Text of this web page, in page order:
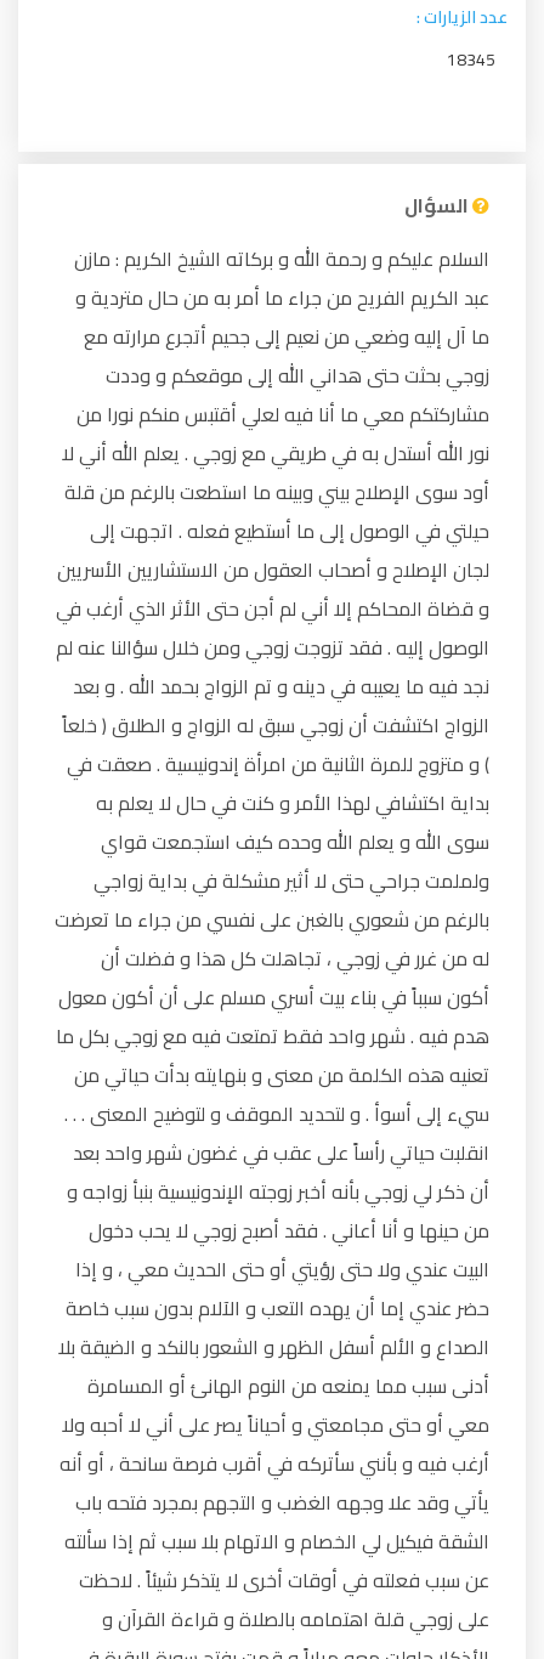
عدد الزيارات :
18345
السؤال
السلام عليكم و رحمة الله و بركاته الشيخ الكريم : مازن
عبد الكريم الفريح من جراء ما أمر به من حال متردية و
ما آل إليه وضعي من نعيم إلى جحيم أتجرع مرارته مع
زوجي بحثت حتى هداني الله إلى موقعكم و وددت
مشاركتكم معي ما أنا فيه لعلي أقتبس منكم نورا من
نور الله أستدل به في طريقي مع زوجي . يعلم الله أني لا
أود سوى الإصلاح بيني وبينه ما استطعت بالرغم من قلة
حيلتي في الوصول إلى ما أستطيع فعله . اتجهت إلى
لجان الإصلاح و أصحاب العقول من الاستشاريين الأسريين
و قضاة المحاكم إلا أني لم أجن حتى الأثر الذي أرغب في
الوصول إليه . فقد تزوجت زوجي ومن خلال سؤالنا عنه لم
نجد فيه ما يعيبه في دينه و تم الزواج بحمد الله . و بعد
الزواج اكتشفت أن زوجي سبق له الزواج و الطلاق ( خلعاً
) و متزوج للمرة الثانية من امرأة إندونيسية . صعقت في
بداية اكتشافي لهذا الأمر و كنت في حال لا يعلم به
سوى الله و يعلم الله وحده كيف استجمعت قواي
ولملمت جراحي حتى لا أثير مشكلة في بداية زواجي
بالرغم من شعوري بالغبن على نفسي من جراء ما تعرضت
له من غرر في زوجي ، تجاهلت كل هذا و فضلت أن
أكون سبباً في بناء بيت أسري مسلم على أن أكون معول
هدم فيه . شهر واحد فقط تمتعت فيه مع زوجي بكل ما
تعنيه هذه الكلمة من معنى و بنهايته بدأت حياتي من
سيء إلى أسوأ . و لتحديد الموقف و لتوضيح المعنى . . .
انقلبت حياتي رأساً على عقب في غضون شهر واحد بعد
أن ذكر لي زوجي بأنه أخبر زوجته الإندونيسية بنبأ زواجه و
من حينها و أنا أعاني . فقد أصبح زوجي لا يحب دخول
البيت عندي ولا حتى رؤيتي أو حتى الحديث معي ، و إذا
حضر عندي إما أن يهده التعب و الآلام بدون سبب خاصة
الصداع و الألم أسفل الظهر و الشعور بالنكد و الضيقة بلا
أدنى سبب مما يمنعه من النوم الهانئ أو المسامرة
معي أو حتى مجامعتي و أحياناً يصر على أني لا أحبه ولا
أرغب فيه و بأنني سأتركه في أقرب فرصة سانحة ، أو أنه
يأتي وقد علا وجهه الغضب و التجهم بمجرد فتحه باب
الشقة فيكيل لي الخصام و الاتهام بلا سبب ثم إذا سألته
عن سبب فعلته في أوقات أخرى لا يتذكر شيئاً . لاحظت
على زوجي قلة اهتمامه بالصلاة و قراءة القرآن و